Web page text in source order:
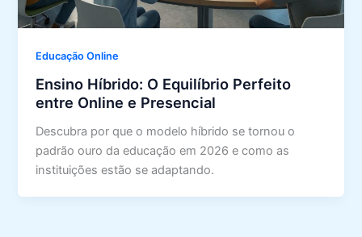
Educação Online
Ensino Híbrido: O Equilíbrio Perfeito
entre Online e Presencial
Descubra por que o modelo híbrido se tornou o
padrão ouro da educação em 2026 e como as
instituições estão se adaptando.